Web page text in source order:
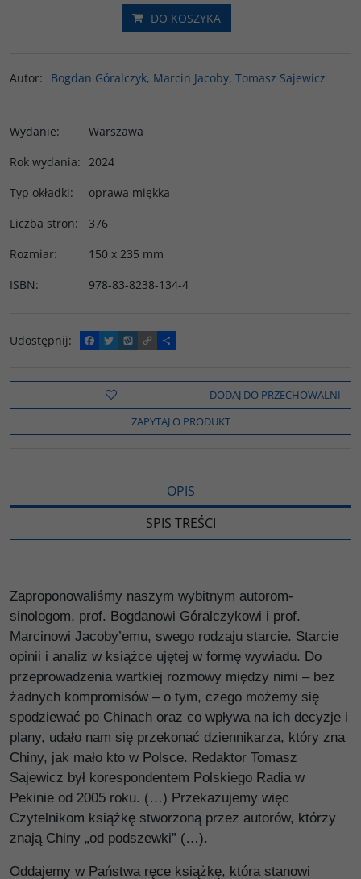
DO KOSZYKA
Autor: Bogdan Góralczyk, Marcin Jacoby, Tomasz Sajewicz
Wydanie:
Warszawa
Rok wydania: 2024
Typ okładki:
oprawa miękka
Liczba stron:
376
Rozmiar:
150 x 235 mm
ISBN: 978-83-8238-134-4
Udostępnij:
F
a
e
o
k
T
w
t
t
e
W
y
o
C
o
y
i
n
k
P
o
z
e
l
s
DODAJ DO PRZECHOWALNI
ZAPYTAJ O PRODUKT
OPIS
SPIS TREŚCI
Zaproponowaliśmy naszym wybitnym autorom-
sinologom, prof. Bogdanowi Góralczykowi i prof.
Marcinowi Jacoby’emu, swego rodzaju starcie. Starcie
opinii i analiz w książce ujętej w formę wywiadu. Do
przeprowadzenia wartkiej rozmowy między nimi – bez
żadnych kompromisów – o tym, czego możemy się
spodziewać po Chinach oraz co wpływa na ich decyzje i
plany, udało nam się przekonać dziennikarza, który zna
Chiny, jak mało kto w Polsce. Redaktor Tomasz
Sajewicz był korespondentem Polskiego Radia w
Pekinie od 2005 roku. (…) Przekazujemy więc
Czytelnikom książkę stworzoną przez autorów, którzy
znają Chiny „od podszewki” (…).
Oddajemy w Państwa ręce książkę, która stanowi